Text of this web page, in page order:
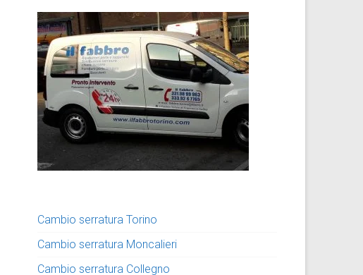
Cambio serratura Torino
Cambio serratura Moncalieri
Cambio serratura Collegno